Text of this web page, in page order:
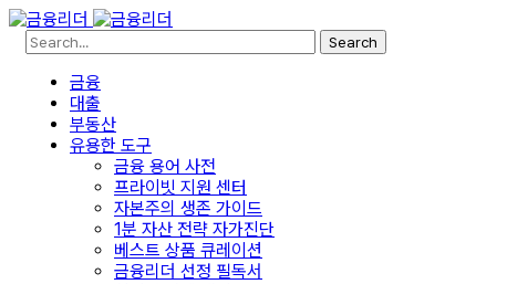
Search
금융
대출
부동산
유용한 도구
금융 용어 사전
프라이빗 지원 센터
자본주의 생존 가이드
1분 자산 전략 자가진단
베스트 상품 큐레이션
금융리더 선정 필독서